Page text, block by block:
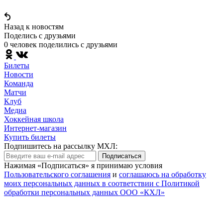
Назад к новостям
Поделись c друзьями
0 человек поделились c друзьями
Билеты
Новости
Команда
Матчи
Клуб
Медиа
Хоккейная школа
Интернет-магазин
Купить билеты
Подпишитесь на рассылку МХЛ:
Подписаться
Нажимая «Подписаться» я принимаю условия
Пользовательского соглашения и соглашаюсь на обработку
моих персональных данных в соответствии с Политикой
обработки персональных данных ООО «КХЛ»